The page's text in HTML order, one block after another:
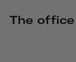
The office